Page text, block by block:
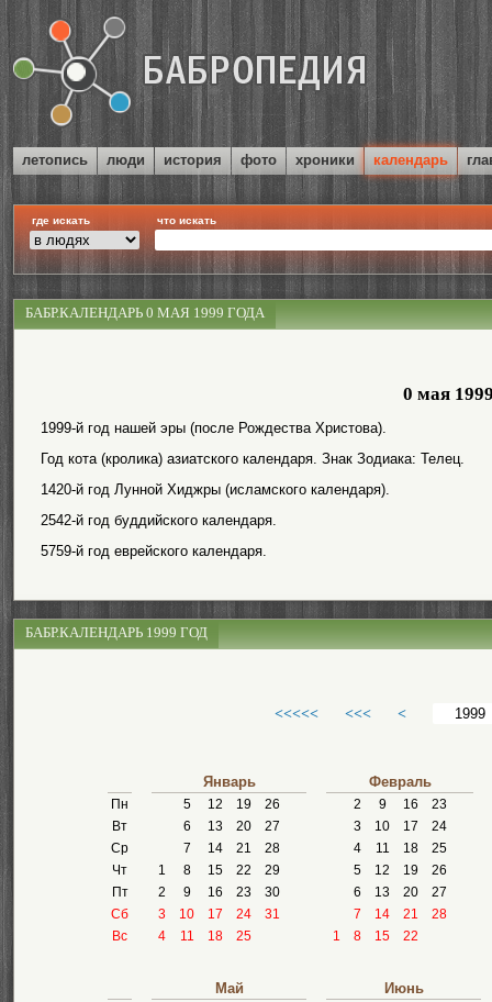
летопись люди история фото хроники календарь
где искать что искать
БАБР.КАЛЕНДАРЬ 0 МАЯ 1999 ГОДА
0 мая
1999-й год нашей эры (после Рождества Христова).
Год кота (кролика) азиатского календаря. Знак Зодиака: Телец.
1420-й год Лунной Хиджры (исламского календаря).
2542-й год буддийского календаря.
5759-й год еврейского календаря.
БАБР.КАЛЕНДАРЬ 1999 ГОД
<<<<< <<< <
Пн
Вт
Ср
Чт
Пт
Сб
Вс
Январь
5 12 19
26
6
13 20
27
7
14 21
28
1
8 15 22
29
2
9 16 23
30
3
10 17 24
31
4
11 18 25
Февраль
2 9 16
23
3
10 17
24
4
11 18
25
5
12 19
26
6
13 20
27
7
14 21
28
1
8 15 22
Май Июнь